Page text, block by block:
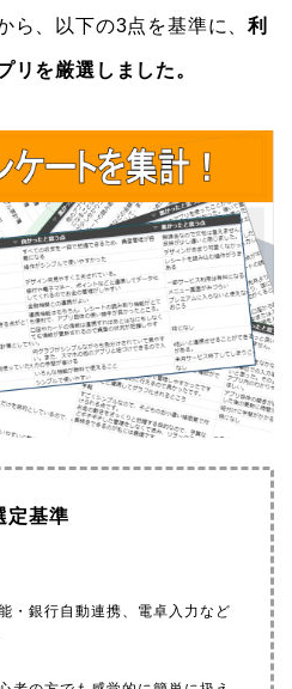
ら、以下の3点を基準に、利
リを厳選しました。
定基準
・銀行自動連携、電卓入力など